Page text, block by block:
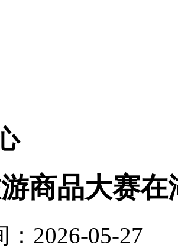
商品大赛
：2026-05-27